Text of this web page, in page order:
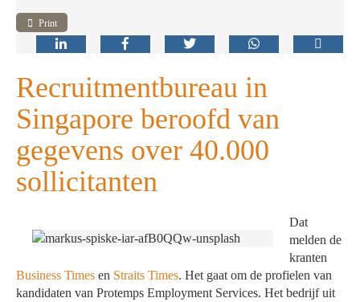
Print
Recruitmentbureau in
Singapore beroofd van
gegevens over 40.000
sollicitanten
Dat
melden de
kranten
Business Timesen Straits Times. Het gaat om de profielen van
kandidaten van Protemps Employment Services. Het bedrijf uit